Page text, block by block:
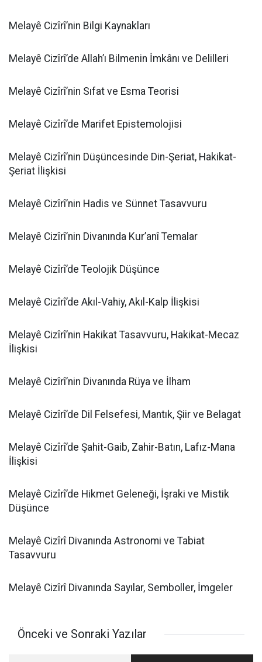
Melayê Cizîrî’nin Bilgi Kaynakları
Melayê Cizîrî’de Allah’ı Bilmenin İmkânı ve Delilleri
Melayê Cizîrî’nin Sıfat ve Esma Teorisi
Melayê Cizîrî’de Marifet Epistemolojisi
Melayê Cizîrî’nin Düşüncesinde Din-Şeriat, Hakikat-
Şeriat İlişkisi
Melayê Cizîrî’nin Hadis ve Sünnet Tasavvuru
Melayê Cizîrî’nin Divanında Kur’anî Temalar
Melayê Cizîrî’de Teolojik Düşünce
Melayê Cizîrî’de Akıl-Vahiy, Akıl-Kalp İlişkisi
Melayê Cizîrî’nin Hakikat Tasavvuru, Hakikat-Mecaz
İlişkisi
Melayê Cizîrî’nin Divanında Rüya ve İlham
Melayê Cizîrî’de Dil Felsefesi, Mantık, Şiir ve Belagat
Melayê Cizîrî’de Şahit-Gaib, Zahir-Batın, Lafız-Mana
İlişkisi
Melayê Cizîrî’de Hikmet Geleneği, İşraki ve Mistik
Düşünce
Melayê Cizîrî Divanında Astronomi ve Tabiat
Tasavvuru
Melayê Cizîrî Divanında Sayılar, Semboller, İmgeler
Önceki ve Sonraki Yazılar